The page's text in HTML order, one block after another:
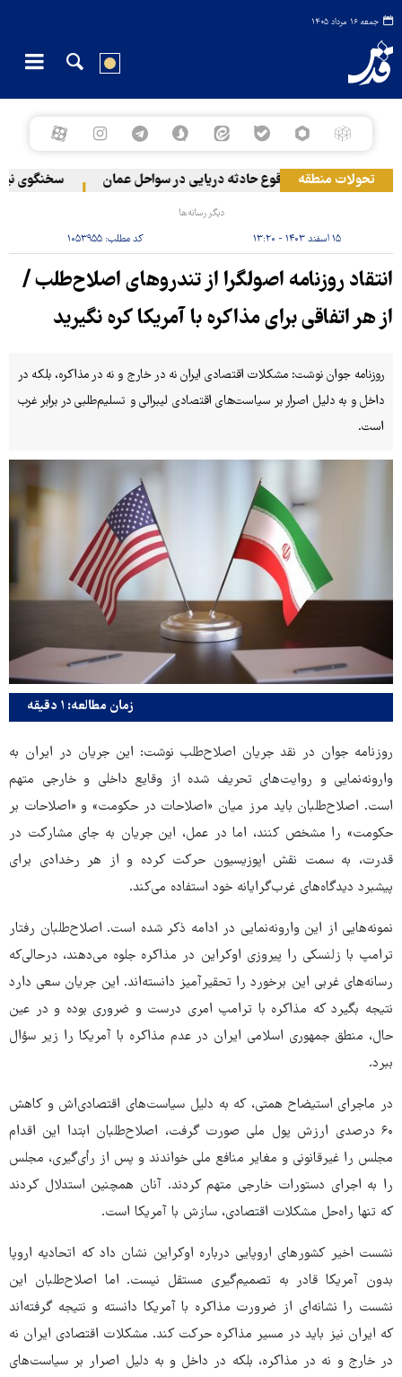
جمعه ۱۶ مرداد ۱۴۰۵
تحولات منطقه
در لبنان وقوع حادثه دریایی در سواحل عمان سخنگوی
دیگر رسانه‌ها
۱۵ اسفند ۱۴۰۳ - ۱۳:۲۰ کد مطلب:۱۰۵۳۹۵۵
انتقاد روزنامه اصولگرا از تندروهای اصلاح‌طلب /
از هر اتفاقی برای مذاکره با آمریکا کره نگیرید
روزنامه جوان نوشت: مشکلات اقتصادی ایران نه در خارج و نه در مذاکره، بلکه در
داخل و به دلیل اصرار بر سیاست‌های اقتصادی لیبرالی و تسلیم‌طلبی در برابر غرب
است.
زمان مطالعه: ۱ دقیقه
روزنامه جوان در نقد جریان اصلاح‌طلب نوشت: این جریان در ایران به
وارونه‌نمایی و روایت‌های تحریف‌ شده از وقایع داخلی و خارجی متهم
است. اصلاح‌طلبان باید مرز میان «اصلاحات در حکومت» و «اصلاحات بر
حکومت» را مشخص کنند، اما در عمل، این جریان به‌ جای مشارکت در
قدرت، به سمت نقش اپوزیسیون حرکت کرده و از هر رخدادی برای
پیشبرد دیدگاه‌های غرب‌گرایانه خود استفاده می‌کند.
نمونه‌هایی از این وارونه‌نمایی در ادامه ذکر شده است. اصلاح‌طلبان رفتار
ترامپ با زلنسکی را پیروزی اوکراین در مذاکره جلوه می‌دهند، درحالی‌که
رسانه‌های غربی این برخورد را تحقیرآمیز دانسته‌اند. این جریان سعی دارد
نتیجه بگیرد که مذاکره با ترامپ امری درست و ضروری بوده و در عین
حال، منطق جمهوری اسلامی ایران در عدم مذاکره با آمریکا را زیر سؤال
ببرد.
در ماجرای استیضاح همتی، که به دلیل سیاست‌های اقتصادی‌اش و کاهش
۶۰ درصدی ارزش پول ملی صورت گرفت، اصلاح‌طلبان ابتدا این اقدام
مجلس را غیرقانونی و مغایر منافع ملی خواندند و پس از رأی‌گیری، مجلس
را به اجرای دستورات خارجی متهم کردند. آنان همچنین استدلال کردند
که تنها راه‌حل مشکلات اقتصادی، سازش با آمریکا است.
نشست اخیر کشورهای اروپایی درباره اوکراین نشان داد که اتحادیه اروپا
بدون آمریکا قادر به تصمیم‌گیری مستقل نیست. اما اصلاح‌طلبان این
نشست را نشانه‌ای از ضرورت مذاکره با آمریکا دانسته و نتیجه گرفته‌اند
که ایران نیز باید در مسیر مذاکره حرکت کند. مشکلات اقتصادی ایران نه
در خارج و نه در مذاکره، بلکه در داخل و به دلیل اصرار بر سیاست‌های